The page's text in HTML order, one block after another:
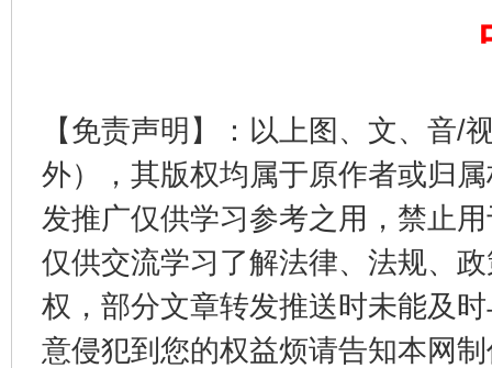
【免责声明】：以上图、文、音/
外），其版权均属于原作者或归
发推广仅供学习参考之用，禁止
仅供交流学习了解法律、法规、
权，部分文章转发推送时未能及
意侵犯到您的权益烦请告知本网
“刷贴”乱象丛生
生